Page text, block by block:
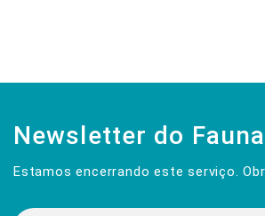
Newsletter do Fauna
Estamos encerrando este serviço.